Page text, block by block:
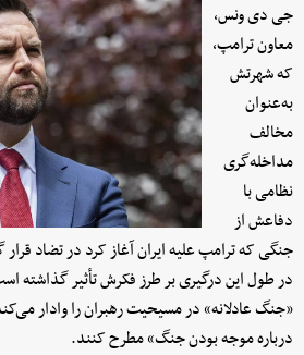
جی دی ونس،
معاون ترامپ،
که شهرتش
به‌عنوان
مخالف
مداخله‌گری
نظامی با
دفاعش از
جنگی که ترامپ علیه ایران آغاز کرد در تضاد
در طول این درگیری بر طرز فکرش تأثیر گذاشته
«جنگ عادلانه» در مسیحیت رهبران را وادار
درباره موجه بودن جنگ» مطرح کنند.